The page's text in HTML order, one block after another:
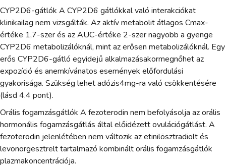
CYP2D6-gátlók A CYP2D6 gátlókkal való interakciókat
klinikailag nem vizsgálták. Az aktív metabolit átlagos Cmax-
értéke 1,7-szer és az AUC-értéke 2-szer nagyobb a gyenge
CYP2D6 metabolizálóknál, mint az erősen metabolizálóknál. Egy
erős CYP2D6-gátló egyidejű alkalmazásakormegnőhet az
expozíció és anemkívánatos események előfordulási
gyakorisága. Szükség lehet adózis4mg-ra való csökkentésére
(lásd 4.4 pont).
Orális fogamzásgátlók A fezoterodin nem befolyásolja az orális
hormonális fogamzásgátlás által előidézett ovulációgátlást. A
fezoterodin jelenlétében nem változik az etinilösztradiolt és
levonorgesztrelt tartalmazó kombinált orális fogamzásgátlók
plazmakoncentrációja.